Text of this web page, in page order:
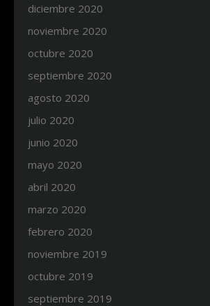
diciembre 2020
noviembre 2020
octubre 2020
septiembre 2020
agosto 2020
julio 2020
junio 2020
mayo 2020
abril 2020
marzo 2020
febrero 2020
noviembre 2019
octubre 2019
septiembre 2019